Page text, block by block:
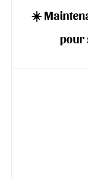
☀️
pour